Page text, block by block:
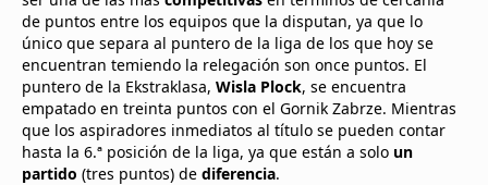
de puntos entre los equipos que la disputan, ya que lo
único que separa al puntero de la liga de los que hoy se
encuentran temiendo la relegación son once puntos. El
puntero de la Ekstraklasa, Wisla Plock, se encuentra
empatado en treinta puntos con el Gornik Zabrze. Mientras
que los aspiradores inmediatos al título se pueden contar
hasta la 6.ª posición de la liga, ya que están a solo un
partido (tres puntos) de diferencia.